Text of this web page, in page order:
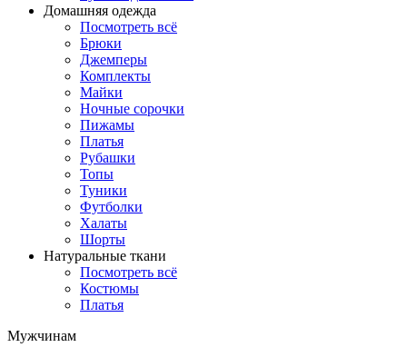
Домашняя одежда
Посмотреть всё
Брюки
Джемперы
Комплекты
Майки
Ночные сорочки
Пижамы
Платья
Рубашки
Топы
Туники
Футболки
Халаты
Шорты
Натуральные ткани
Посмотреть всё
Костюмы
Платья
Мужчинам